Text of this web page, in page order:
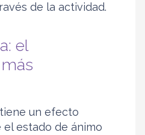
de la actividad.
el
un efecto
estado de ánimo